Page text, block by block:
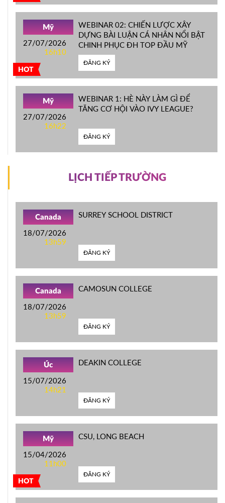
HOT
Mỹ
27/07/2026
16h10
WEBINAR 02: CHIẾN LƯỢC XÂY
DỰNG BÀI LUẬN CÁ NHÂN NỔI BẬT
CHINH PHỤC ĐH TOP ĐẦU MỸ
ĐĂNG KÝ
Mỹ
27/07/2026
16h22
WEBINAR 1: HÈ NÀY LÀM GÌ ĐỂ
TĂNG CƠ HỘI VÀO IVY LEAGUE?
ĐĂNG KÝ
LỊCH TIẾP TRƯỜNG
Canada
18/07/2026
13h59
SURREY SCHOOL DISTRICT
ĐĂNG KÝ
Canada
18/07/2026
13h59
CAMOSUN COLLEGE
ĐĂNG KÝ
Úc
15/07/2026
14h21
DEAKIN COLLEGE
ĐĂNG KÝ
HOT
Mỹ
15/04/2026
11h00
CSU, LONG BEACH
ĐĂNG KÝ